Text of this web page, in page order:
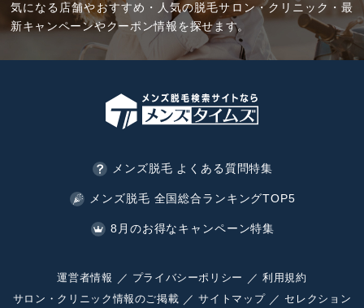
気になる店舗やおすすめ・人気の脱毛サロン・クリニック・最
新キャンペーンやクーポン情報を探せます。
メンズ脱毛 よくある質問特集
メンズ脱毛 全国総合ランキングTOP5
8月のお得なキャンペーン特集
運営者情報 プライバシーポリシー
利用規約
サロン・クリニック情報のご掲載
サイトマップ セレクション